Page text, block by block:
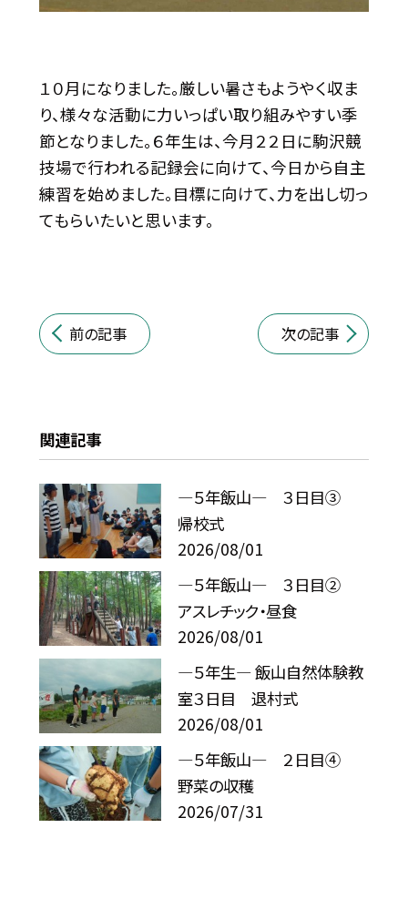
１０月になりました。厳しい暑さもようやく収ま
り、様々な活動に力いっぱい取り組みやすい季
節となりました。６年生は、今月２２日に駒沢競
技場で行われる記録会に向けて、今日から自主
練習を始めました。目標に向けて、力を出し切っ
てもらいたいと思います。
前の記事 次の記事
関連記事
―５年飯山― ３日目③
帰校式
2026/08/01
―５年飯山― ３日目②
アスレチック・昼食
2026/08/01
―５年生― 飯山自然体験教
室３日目 退村式
2026/08/01
―５年飯山― ２日目④
野菜の収穫
2026/07/31